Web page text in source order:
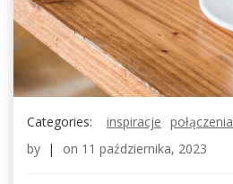
Categories: inspiracje połączenia
by | on 11 października, 2023